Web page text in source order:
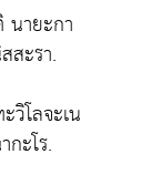
นายะกา
สะรา.
โลจะเน
ะโร.